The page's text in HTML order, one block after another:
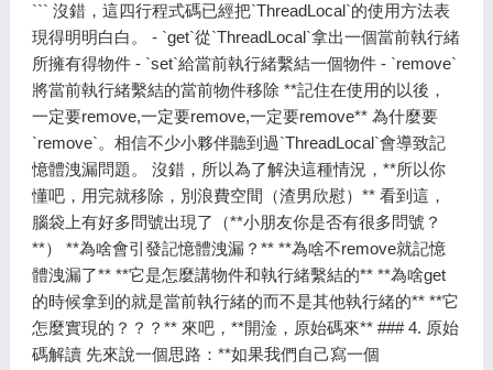
``` 沒錯，這四行程式碼已經把`ThreadLocal`的使用方法表
現得明明白白。 - `get`從`ThreadLocal`拿出一個當前執行緒
所擁有得物件 - `set`給當前執行緒繫結一個物件 - `remove`
將當前執行緒繫結的當前物件移除 **記住在使用的以後，
一定要remove,一定要remove,一定要remove** 為什麼要
`remove`。相信不少小夥伴聽到過`ThreadLocal`會導致記
憶體洩漏問題。 沒錯，所以為了解決這種情況，**所以你
懂吧，用完就移除，別浪費空間（渣男欣慰）** 看到這，
腦袋上有好多問號出現了（**小朋友你是否有很多問號？
**） **為啥會引發記憶體洩漏？** **為啥不remove就記憶
體洩漏了** **它是怎麼講物件和執行緒繫結的** **為啥get
的時候拿到的就是當前執行緒的而不是其他執行緒的** **它
怎麼實現的？？？** 來吧，**開淦，原始碼來** ### 4. 原始
碼解讀 先來說一個思路：**如果我們自己寫一個